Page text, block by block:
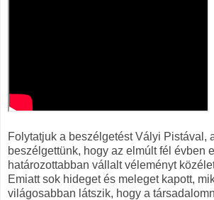
Folytatjuk a beszélgetést Vályi Pistával,
beszélgettünk, hogy az elmúlt fél évben
határozottabban vállalt véleményt
Emiatt sok hideget és meleget kapott,
világosabban látszik, hogy a